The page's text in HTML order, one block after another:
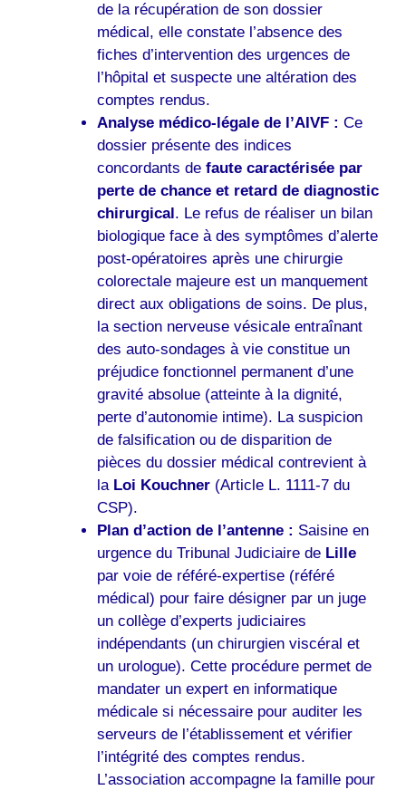
de la récupération de son dossier
médical, elle constate l’absence des
fiches d’intervention des urgences de
l’hôpital et suspecte une altération des
comptes rendus.
Analyse médico-légale de l’AIVF : Ce
dossier présente des indices
concordants de faute caractérisée par
perte de chance et retard de diagnostic
chirurgical . Le refus de réaliser un bilan
biologique face à des symptômes d’alerte
post-opératoires après une chirurgie
colorectale majeure est un manquement
direct aux obligations de soins. De plus,
la section nerveuse vésicale entraînant
des auto-sondages à vie constitue un
préjudice fonctionnel permanent d’une
gravité absolue (atteinte à la dignité,
perte d’autonomie intime). La suspicion
de falsification ou de disparition de
pièces du dossier médical contrevient à
la Loi Kouchner(Article L. 1111-7 du
CSP).
Plan d’action de l’antenne : Saisine en
urgence du Tribunal Judiciaire de Lille
par voie de référé-expertise (référé
médical) pour faire désigner par un juge
un collège d’experts judiciaires
indépendants (un chirurgien viscéral et
un urologue). Cette procédure permet de
mandater un expert en informatique
médicale si nécessaire pour auditer les
serveurs de l’établissement et vérifier
l’intégrité des comptes rendus.
L’association accompagne la famille pour